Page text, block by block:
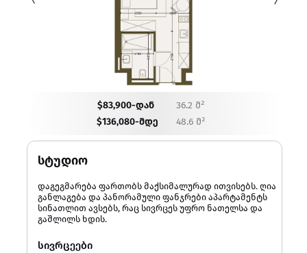
სივრცეები
დაგეგმარება ფართობს მაქსიმალურად ითვისებს. ღია
განლაგება და პანორამული ფანჯრები აპარტამენტს
სინათლით ავსებს, რაც სივრცეს უფრო ნათელსა და
გაშლილს ხდის.
$136,080-მდე 48.6 მ²
36.2 მ²
$83,900-დან
სტუდიო